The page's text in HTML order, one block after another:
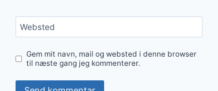
Websted
Gem mit navn, mail og websted i denne browser
til næste gang jeg kommenterer.